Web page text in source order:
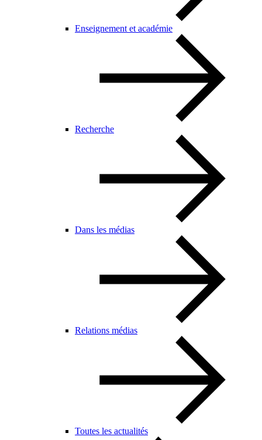
Enseignement et académie
Recherche
Dans les médias
Relations médias
Toutes les actualités